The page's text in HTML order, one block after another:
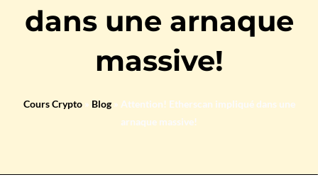
dans une arnaque
massive!
Cours Crypto» Blog» Attention! Etherscan impliqué dans une
arnaque massive!